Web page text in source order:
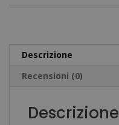
Analisi
Delle
Descrizione
Recensioni (0)
Descrizione